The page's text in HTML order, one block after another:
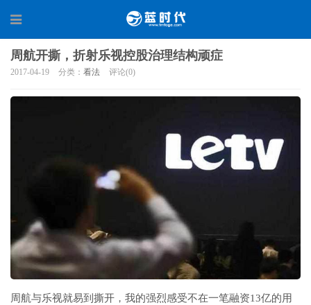
周航开撕，折射乐视控股治理结构顽症
2017-04-19 分类： 看法 评论(0)
周航与乐视就易到撕开，我的强烈感受不在一笔融资13亿的用